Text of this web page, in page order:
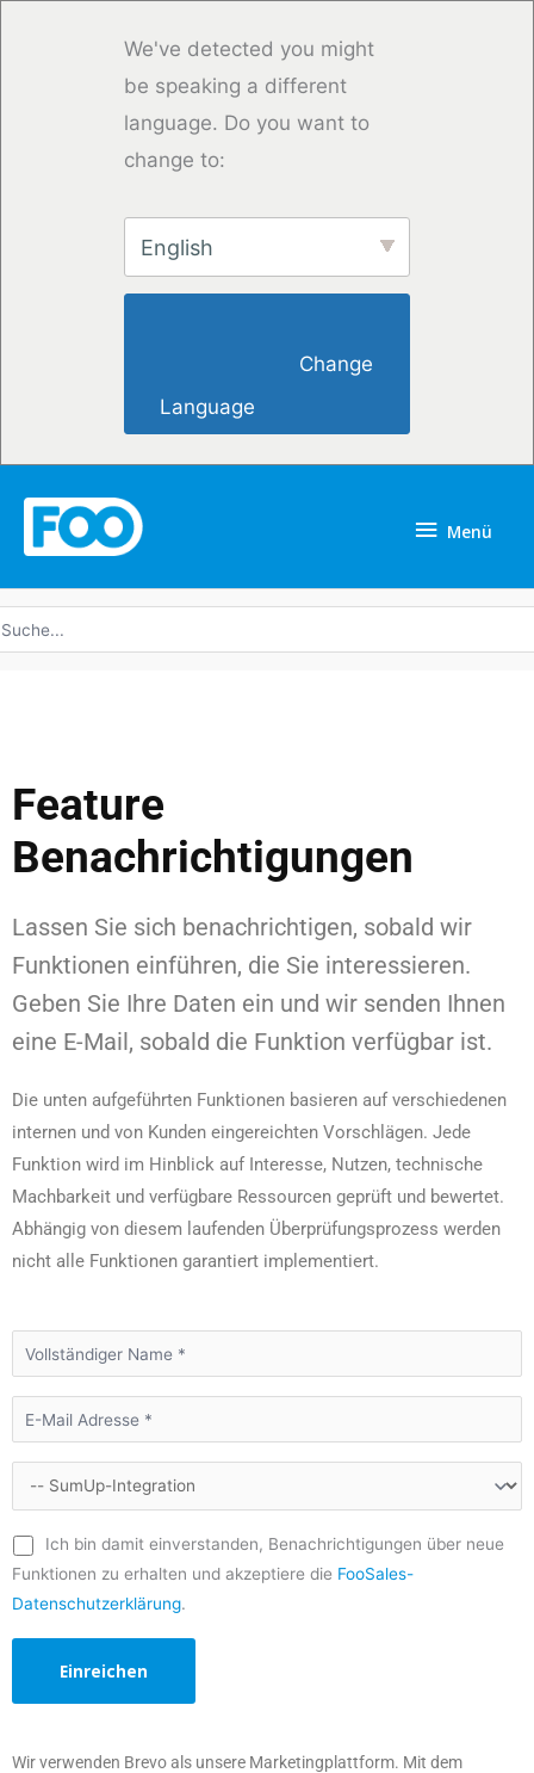
We've detected you might
be speaking a different
language. Do you want to
change to:
English
Language
Menü
Feature
Benachrichtigungen
Lassen Sie sich benachrichtigen, sobald wir
Funktionen einführen, die Sie interessieren.
Geben Sie Ihre Daten ein und wir senden Ihnen
eine E-Mail, sobald die Funktion verfügbar ist.
Die unten aufgeführten Funktionen basieren auf verschiedenen
internen und von Kunden eingereichten Vorschlägen. Jede
Funktion wird im Hinblick auf Interesse, Nutzen, technische
Machbarkeit und verfügbare Ressourcen geprüft und bewertet.
Abhängig von diesem laufenden Überprüfungsprozess werden
nicht alle Funktionen garantiert implementiert.
Ich bin damit einverstanden, Benachrichtigungen über neue
Funktionen zu erhalten und akzeptiere die FooSales-
Datenschutzerklärung.
Wir verwenden Brevo als unsere Marketingplattform. Mit dem